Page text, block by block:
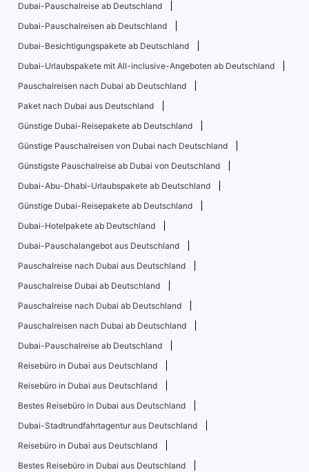
Dubai-Pauschalreise ab Deutschland
Dubai-Pauschalreisen ab Deutschland
Dubai-Besichtigungspakete ab Deutschland
Dubai-Urlaubspakete mit All-inclusive-Angeboten ab Deutschland
Pauschalreisen nach Dubai ab Deutschland
Paket nach Dubai aus Deutschland
Günstige Dubai-Reisepakete ab Deutschland
Günstige Pauschalreisen von Dubai nach Deutschland
Günstigste Pauschalreise ab Dubai von Deutschland
Dubai-Abu-Dhabi-Urlaubspakete ab Deutschland
Günstige Dubai-Reisepakete ab Deutschland
Dubai-Hotelpakete ab Deutschland
Dubai-Pauschalangebot aus Deutschland
Pauschalreise nach Dubai aus Deutschland
Pauschalreise Dubai ab Deutschland
Pauschalreise nach Dubai ab Deutschland
Pauschalreisen nach Dubai ab Deutschland
Dubai-Pauschalreise ab Deutschland
Reisebüro in Dubai aus Deutschland
Reisebüro in Dubai aus Deutschland
Bestes Reisebüro in Dubai aus Deutschland
Dubai-Stadtrundfahrtagentur aus Deutschland
Reisebüro in Dubai aus Deutschland
Bestes Reisebüro in Dubai aus Deutschland